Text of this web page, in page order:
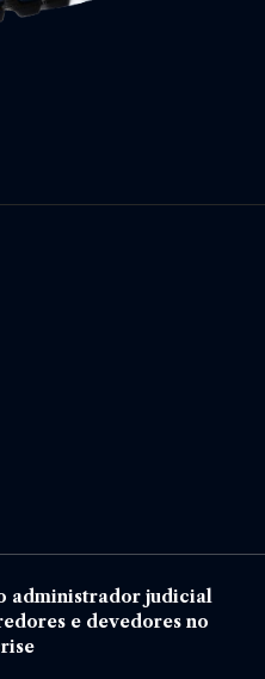
administrador judicial
e devedores no